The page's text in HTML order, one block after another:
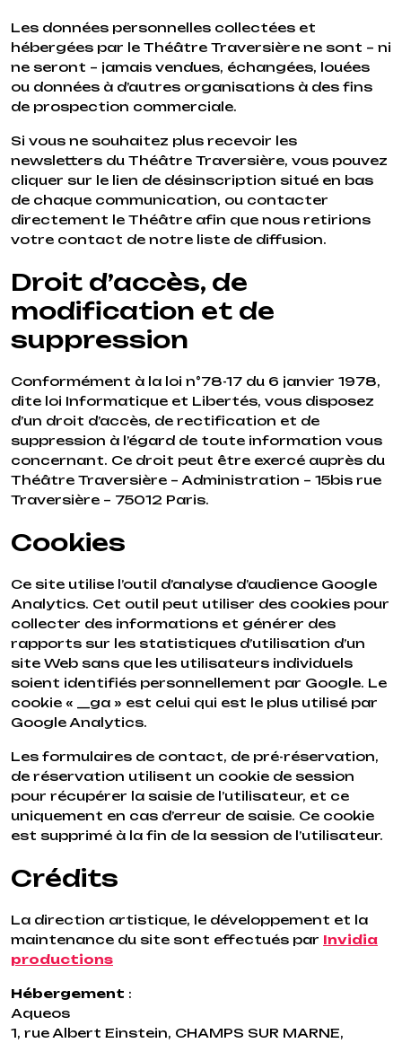
Les données personnelles collectées et
hébergées par le Théâtre Traversière ne sont – ni
ne seront – jamais vendues, échangées, louées
ou données à d’autres organisations à des fins
de prospection commerciale.
Si vous ne souhaitez plus recevoir les
newsletters du Théâtre Traversière, vous pouvez
cliquer sur le lien de désinscription situé en bas
de chaque communication, ou contacter
directement le Théâtre afin que nous retirions
votre contact de notre liste de diffusion.
Droit d’accès, de
modification et de
suppression
Conformément à la loi n°78-17 du 6 janvier 1978,
dite loi Informatique et Libertés, vous disposez
d’un droit d’accès, de rectification et de
suppression à l’égard de toute information vous
concernant. Ce droit peut être exercé auprès du
Théâtre Traversière – Administration – 15bis rue
Traversière – 75012 Paris.
Cookies
Ce site utilise l’outil d’analyse d’audience Google
Analytics. Cet outil peut utiliser des cookies pour
collecter des informations et générer des
rapports sur les statistiques d’utilisation d’un
site Web sans que les utilisateurs individuels
soient identifiés personnellement par Google. Le
cookie « __ga » est celui qui est le plus utilisé par
Google Analytics.
Les formulaires de contact, de pré-réservation,
de réservation utilisent un cookie de session
pour récupérer la saisie de l’utilisateur, et ce
uniquement en cas d’erreur de saisie. Ce cookie
est supprimé à la fin de la session de l’utilisateur.
Crédits
La direction artistique, le développement et la
maintenance du site sont effectués par Invidia
productions
Hébergement :
Aqueos
1, rue Albert Einstein, CHAMPS SUR MARNE,